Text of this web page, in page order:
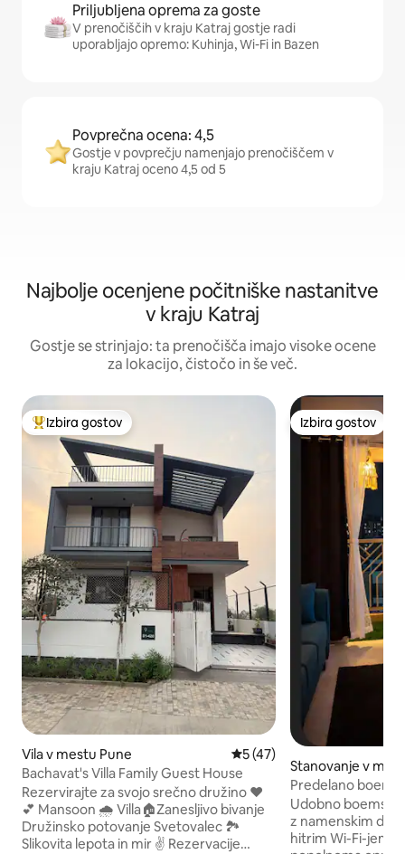
Priljubljena oprema za goste
V prenočiščih v kraju Katraj gostje radi
uporabljajo opremo: Kuhinja, Wi-Fi in Bazen
Povprečna ocena: 4,5
Gostje v povprečju namenjajo prenočiščem v
kraju Katraj oceno 4,5 od 5
Najbolje ocenjene počitniške nastanitve
v kraju Katraj
Gostje se strinjajo: ta prenočišča imajo visoke ocene
za lokacijo, čistočo in še več.
Najbolj priljubljena prenočišča z značko »Izbira gostov«
Izbira gostov
Vila v mestu Pune Povprečna ocena: 5 od 5,
5 (47)
Bachavat's Villa Family Guest House
Rezervirajte za svojo srečno družino ❤️
💕 Mansoon 🌧️ Villa🏠Zanesljivo bivanje
Družinsko potovanje Svetovalec 🏞️
Slikovita lepota in mir ✌️ Rezervacije
Izbira gostov
Izbira gostov
Stanovanje v
Predelano
balkon, prijetno
Udobno
z namenskim
hitrim Wi-Fi-jem,